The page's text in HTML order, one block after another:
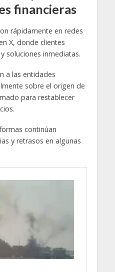
financieras
rápidamente en redes
X, donde clientes
soluciones inmediatas.
a las entidades
sobre el origen de
para restablecer
continúan
y retrasos en algunas